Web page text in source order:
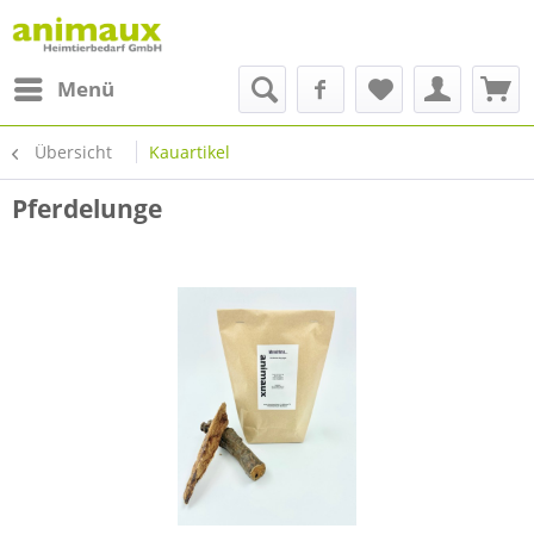
Menü
Übersicht Kauartikel
Pferdelunge